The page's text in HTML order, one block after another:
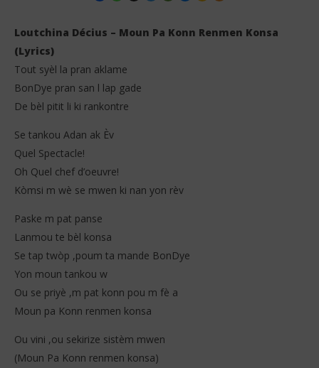
Loutchina Décius – Moun Pa Konn Renmen Konsa
(Lyrics)
février
Stone
Loutchina Décius – Moun Pa Konn Renmen Konsa
(Lyrics)
Tout syèl la pran aklame
BonDye pran san l lap gade
De bèl pitit li ki rankontre
Se tankou Adan ak Èv
Quel Spectacle!
Oh Quel chef d’oeuvre!
Kòmsi m wè se mwen ki nan yon rèv
Paske m pat panse
Lanmou te bèl konsa
Se tap twòp ,poum ta mande BonDye
Yon moun tankou w
Ou se priyè ,m pat konn pou m fè a
Moun pa Konn renmen konsa
Ou vini ,ou sekirize sistèm mwen
(Moun Pa Konn renmen konsa)